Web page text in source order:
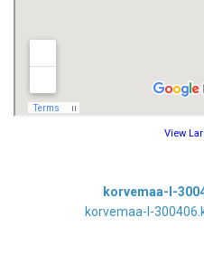
View
korvemaa-l-
korvemaa-l-